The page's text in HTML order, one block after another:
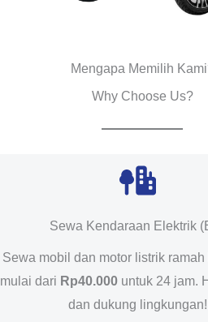
Mengapa Memilih
Why Choose Us?
Sewa Kendaraan Elektrik
Sewa mobil dan motor listrik
mulai dari Rp40.000 untuk 24 jam.
dan dukung lingkungan!